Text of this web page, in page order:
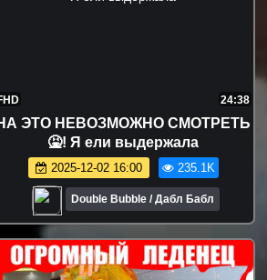
24:38
ЭТО НЕВОЗМОЖНО СМОТРЕТЬ
🤮! Я ели выдержала
2025-12-02 16:00 235.1K
Double Bubble / Дабл Бабл